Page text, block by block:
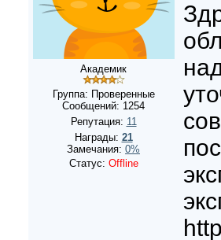
Академик
Группа: Проверенные
Сообщений: 1254
Репутация: 11
Награды: 21
Замечания: 0%
Статус: Offline